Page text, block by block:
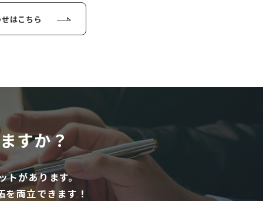
はこちら
すか？
トがあります。
両立できます！